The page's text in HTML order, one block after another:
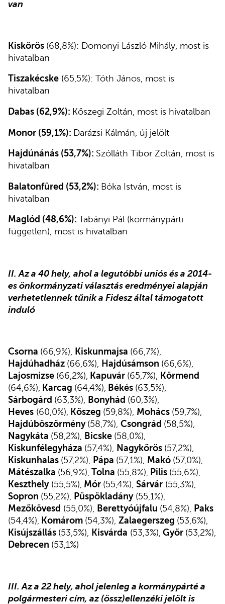
van
Kiskőrös (68,8%): Domonyi László Mihály, most is
hivatalban
Tiszakécske (65,5%): Tóth János, most is
hivatalban
Dabas (62,9%): Kőszegi Zoltán, most is hivatalban
Monor (59,1%): Darázsi Kálmán, új jelölt
Hajdúnánás (53,7%): Szólláth Tibor Zoltán, most is
hivatalban
Balatonfüred (53,2%): Bóka István, most is
hivatalban
Maglód (48,6%): Tabányi Pál (kormánypárti
független), most is hivatalban
II. Az a 40 hely, ahol a legutóbbi uniós és a 2014-
es önkormányzati választás eredményei alapján
verhetetlennek tűnik a Fidesz által támogatott
induló
Csorna (66,9%), Kiskunmajsa (66,7%),
Hajdúhadház (66,6%), Hajdúsámson (66,6%),
Lajosmizse (66,2%), Kapuvár (65,7%),
Körmend
(64,6%),
Karcag (64,4%), Békés (63,5%),
Sárbogárd (63,3%), Bonyhád (60,3%),
Heves (60,0%), Kőszeg (59,8%), Mohács (59,7%),
Hajdúböszörmény (58,7%), Csongrád (58,5%),
Nagykáta (58,2%), Bicske (58,0%),
Kiskunfélegyháza (57,4%), Nagykőrös (57,2%),
Kiskunhalas (57,2%), Pápa (57,1%), Makó (57,0%),
Mátészalka (56,9%), Tolna (55,8%), Pilis (55,6%),
Keszthely(55,5%), Mór (55,4%), Sárvár (55,3%),
Sopron (55,2%), Püspökladány(55,1%),
Mezőkövesd (55,0%), Berettyóújfalu (54,8%),
Paks
(54,4%),
Komárom (54,3%), Zalaegerszeg (53,6%),
Kisújszállás (53,5%), Kisvárda (53,3%), Győr (53,2%),
Debrecen (53,1%)
III. Az a 22 hely, ahol jelenleg a kormánypárté a
polgármesteri cím, az (össz)ellenzéki jelölt is